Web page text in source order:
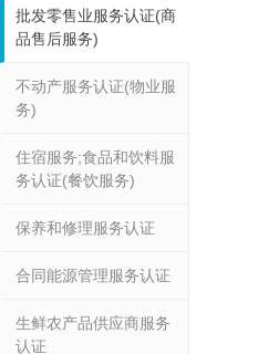
批发零售业服务认证(商
品售后服务)
不动产服务认证(物业服
务)
住宿服务;食品和饮料服
务认证(餐饮服务)
保养和修理服务认证
合同能源管理服务认证
生鲜农产品供应商服务
认证